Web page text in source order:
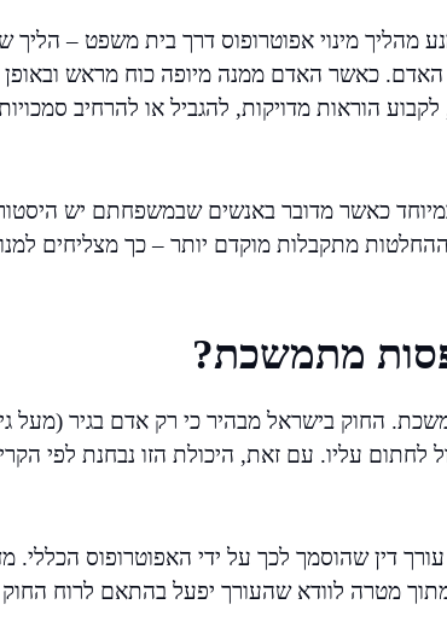
מינוי אפוטרופוס דרך בית משפט – הליך
האדם. כאשר האדם ממנה מיופה כוח מראש ובאופן
הוראות מדויקות, להגביל או להרחיב
כאשר מדובר באנשים שבמשפחתם יש
שההחלטות מתקבלות מוקדם יותר – כך מצליחים
מתמשכת?
לחתום עליו. עם זאת, היכולת הזו נבחנת לפי
דין שהוסמך לכך על ידי האפוטרופוס הכללי.
מטרה לוודא שהעורך יפעל בהתאם לרוח החוק